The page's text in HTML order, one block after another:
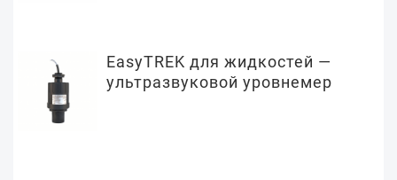
EasyTREK для жидкостей —
ультразвуковой уровнемер